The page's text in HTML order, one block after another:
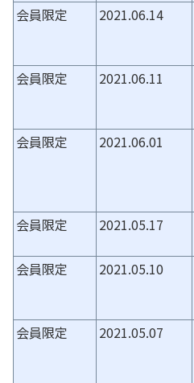
会員限定
2021.06.14
会員限定
2021.06.11
会員限定
2021.06.01
会員限定 2021.05.17
会員限定
2021.05.10
会員限定
2021.05.07